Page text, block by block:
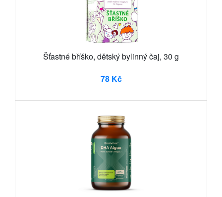
Šťastné bříško, dětský bylinný čaj, 30 g
78 Kč